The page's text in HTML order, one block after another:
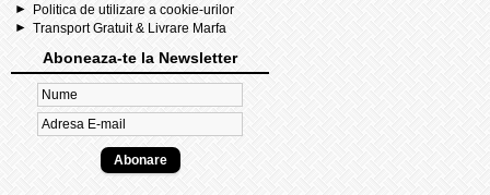
Politica de utilizare a cookie-urilor
Transport Gratuit & Livrare Marfa
Aboneaza-te la Newsletter